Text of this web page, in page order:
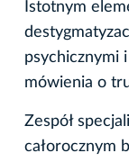
Istotnym
psychicznymi
mówienia o
Zespół
całorocznym